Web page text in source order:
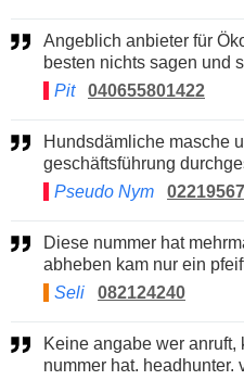
Angeblich anbieter für Ökostrom - vorsichtig und am
besten nichts sagen und
Pit
040655801422
Hundsdämliche masche um ohne grund zur
geschäftsführung
Pseudo Nym
Diese nummer hat mehrmals abends angerufen. nach
abheben kam nur ein
Seli
082124240
Keine angabe wer anruft, keine angabe woher er die
nummer hat.